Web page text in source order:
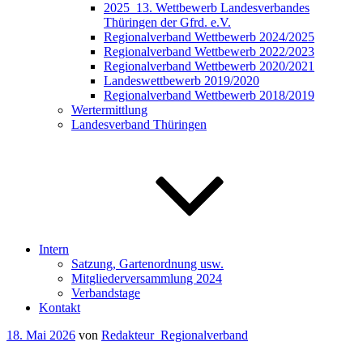
2025_13. Wettbewerb Landesverbandes
Thüringen der Gfrd. e.V.
Regionalverband Wettbewerb 2024/2025
Regionalverband Wettbewerb 2022/2023
Regionalverband Wettbewerb 2020/2021
Landeswettbewerb 2019/2020
Regionalverband Wettbewerb 2018/2019
Wertermittlung
Landesverband Thüringen
Intern
Satzung, Gartenordnung usw.
Mitgliederversammlung 2024
Verbandstage
Kontakt
Veröffentlicht
18. Mai 2026 von Redakteur_Regionalverband